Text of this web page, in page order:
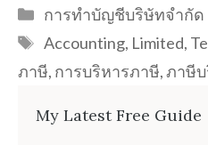
Categories
การทำบัญชีบริษัทจำกัด
Tags
Accounting, Limited,
ภาษี, การบริหารภาษี,ภาษี
My Latest Free Guide